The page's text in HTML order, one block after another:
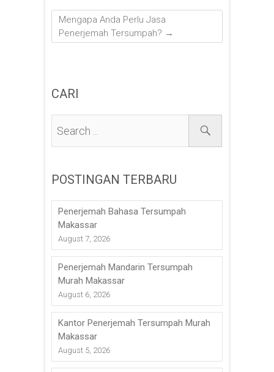
Mengapa Anda Perlu Jasa
Penerjemah Tersumpah? →
CARI
POSTINGAN TERBARU
Penerjemah Bahasa Tersumpah
Makassar
August 7, 2026
Penerjemah Mandarin Tersumpah
Murah Makassar
August 6, 2026
Kantor Penerjemah Tersumpah Murah
Makassar
August 5, 2026